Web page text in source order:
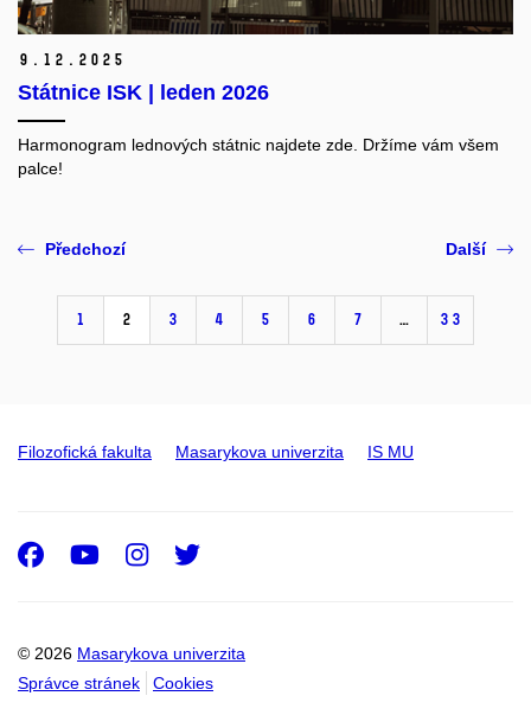
9. 12. 2025
Státnice ISK | leden 2026
Harmonogram lednových státnic najdete zde. Držíme vám všem
palce!
Předchozí
1 2 3 4 5 6 7 … 33
Další
Filozofická fakulta Masarykova univerzita IS MU
© 2026 Masarykova univerzita
Správce stránek
Cookies
Facebook
Youtube
Instagram
Twitter